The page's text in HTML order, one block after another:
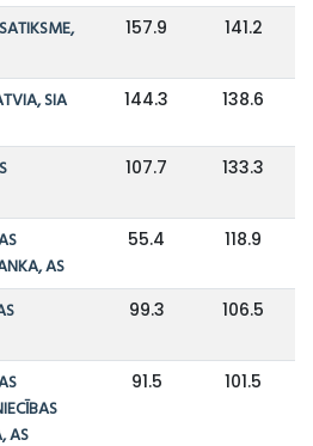
157.9 141.2
SIA 144.3 138.6
107.7 133.3
AS
55.4 118.9
99.3 106.5
AS
91.5 101.5